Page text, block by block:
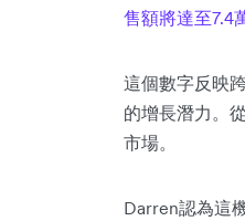
售額將達至7.4
這個數字反映
的增長潛力。
市場。
Darren認為這